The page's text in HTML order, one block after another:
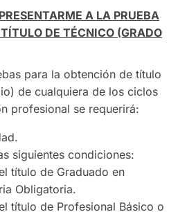
A LA PRUEBA
DE TÉCNICO (GRADO
para la obtención de título
de cualquiera de los ciclos
profesional se requerirá:
siguientes condiciones:
título de Graduado en
Obligatoria.
título de Profesional Básico o